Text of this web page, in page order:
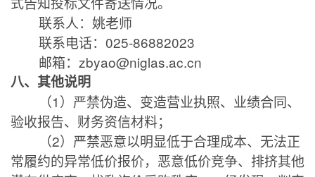
联系人：姚老师
联系电话： 025-86882023
邮箱： zbyao@niglas.ac.cn
八、其他说明
（1）严禁伪造、变造营业执照、业绩合同、
验收报告、财务资信材料；
（2）严禁恶意以明显低于合理成本、无法正
常履约的异常低价报价，恶意低价竞争、排挤其他